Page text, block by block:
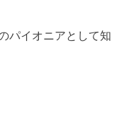
パイオニアとして知